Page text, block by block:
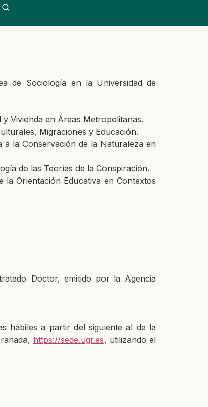
de Sociología en la Universidad de
Vivienda en Áreas Metropolitanas.
Migraciones y Educación.
a la Conservación de la Naturaleza en
de las Teorías de la Conspiración.
la Orientación Educativa en Contextos
Doctor, emitido por la Agencia
hábiles a partir del siguiente al de la
https://sede.ugr.es, utilizando el